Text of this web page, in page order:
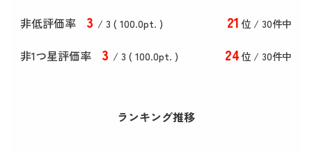
非低評価率 3 / 3 ( 100.0pt. ) 21 位 / 30件中
非1つ星評価率 3 / 3 ( 100.0pt. ) 24位 / 30件中
ランキング推移